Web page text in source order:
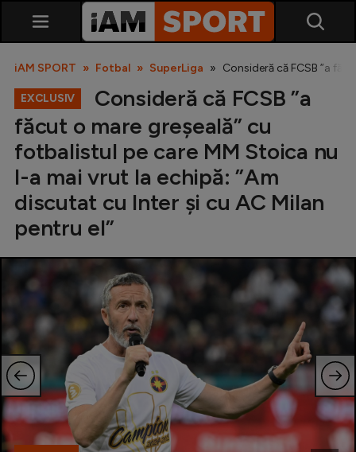
SuperLiga
Liga 2
Cupa României
Echipa Națională
U21
Fotbal feminin
Special
Diverse
Inedit
iAM SPORT Fotbal SuperLiga Consideră că FCSB ”a
EXCLUSIV
Consideră că FCSB ”a
făcut o mare greșeală” cu
fotbalistul pe care MM Stoica nu
l-a mai vrut la echipă: ”Am
discutat cu Inter și cu AC Milan
pentru el”